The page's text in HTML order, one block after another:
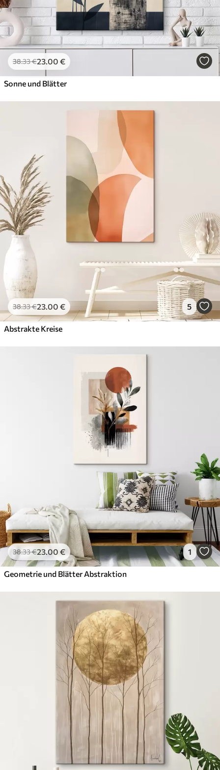
38.33€23.00 €
Sonne und Blätter
38.33€23.00 € 5
Abstrakte Kreise
38.33€23.00 € 1
Geometrie und Blätter Abstraktion